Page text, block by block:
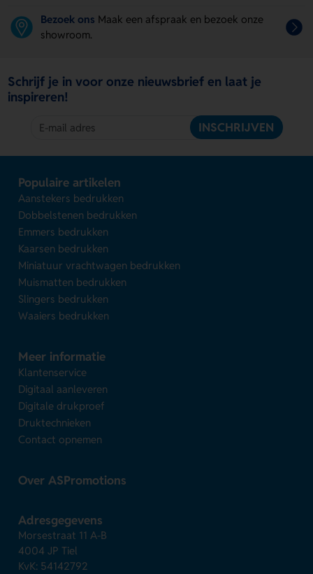
Bezoek ons Maak een afspraak en bezoek onze
showroom.
Schrijf je in voor onze nieuwsbrief en laat je
inspireren!
INSCHRIJVEN
Populaire artikelen
Aanstekers bedrukken
Dobbelstenen bedrukken
Emmers bedrukken
Kaarsen bedrukken
Miniatuur vrachtwagen bedrukken
Muismatten bedrukken
Slingers bedrukken
Waaiers bedrukken
Meer informatie
Klantenservice
Digitaal aanleveren
Digitale drukproef
Druktechnieken
Contact opnemen
Over ASPromotions
Adresgegevens
Morsestraat 11 A-B
4004 JP Tiel
KvK: 54142792